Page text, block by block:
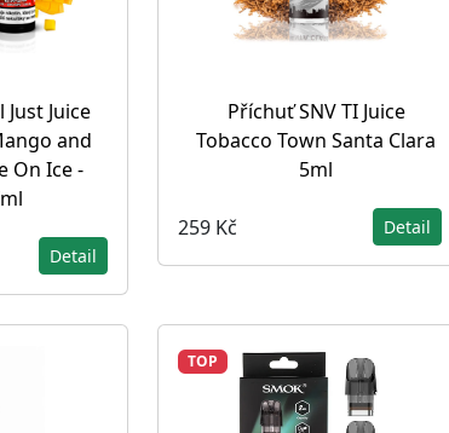
Juice
and
On Ice -
Detail
Příchuť SNV TI Juice
Tobacco Town Santa Clara
5ml
259 Kč Detail
TOP